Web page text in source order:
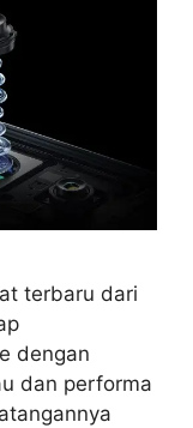
terbaru dari
dengan
dan performa